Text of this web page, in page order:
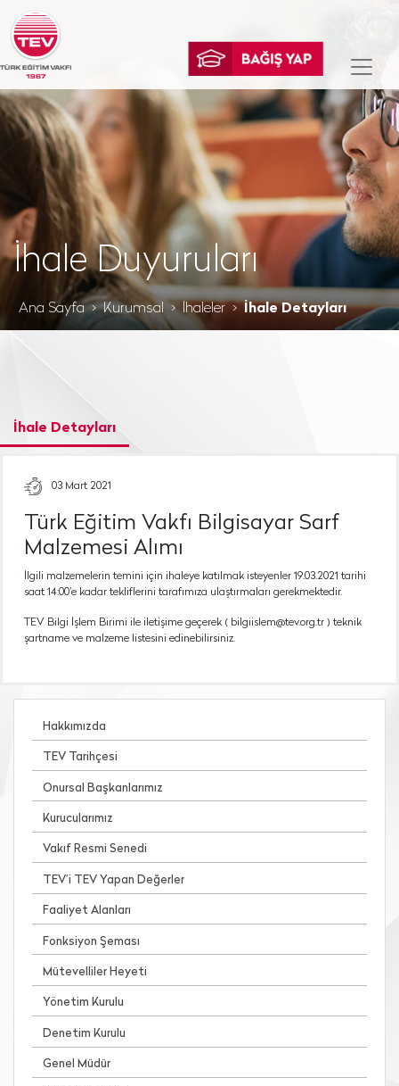
İhale Duyuruları
Ana Sayfa Kurumsal İhaleler İhale Detayları
İhale Detayları
03 Mart 2021
Türk Eğitim Vakfı Bilgisayar Sarf
Malzemesi Alımı
İlgili malzemelerin temini için ihaleye katılmak isteyenler 19.03.2021 tarihi
saat 14:00’e kadar tekliflerini tarafımıza ulaştırmaları gerekmektedir.
TEV Bilgi İşlem Birimi ile iletişime geçerek ( bilgiislem@tev.org.tr ) teknik
şartname ve malzeme listesini edinebilirsiniz.
Hakkımızda
TEV Tarihçesi
Onursal Başkanlarımız
Kurucularımız
Vakıf Resmi Senedi
TEV’i TEV Yapan Değerler
Faaliyet Alanları
Fonksiyon Şeması
Mütevelliler Heyeti
Yönetim Kurulu
Denetim Kurulu
Genel Müdür